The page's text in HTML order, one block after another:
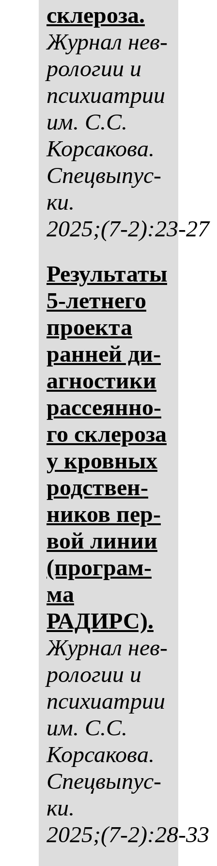
скле­ро­за.
Жур­нал нев­
ро­ло­гии и
пси­хи­ат­рии
им. С.С.
Кор­са­ко­ва.
Спец­вы­пус­
ки.
2025;(7-2):23-27
Ре­зуль­та­ты
5-лет­не­го
про­ек­та
ран­ней ди­
аг­нос­ти­ки
рас­се­ян­но­
го скле­ро­за
у кров­ных
родствен­
ни­ков пер­
вой ли­нии
(прог­рам­
ма
РАДИРС).
Жур­нал нев­
ро­ло­гии и
пси­хи­ат­рии
им. С.С.
Кор­са­ко­ва.
Спец­вы­пус­
ки.
2025;(7-2):28-33